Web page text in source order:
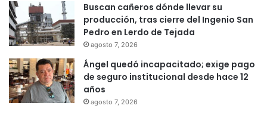
Buscan cañeros dónde llevar su
producción, tras cierre del Ingenio San
Pedro en Lerdo de Tejada
agosto 7, 2026
Ángel quedó incapacitado; exige pago
de seguro institucional desde hace 12
años
agosto 7, 2026